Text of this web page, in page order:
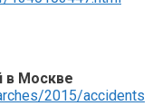
в Москве
2015/accidents